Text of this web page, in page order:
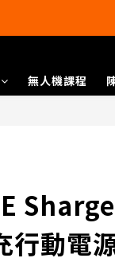
無人機課程
行動電